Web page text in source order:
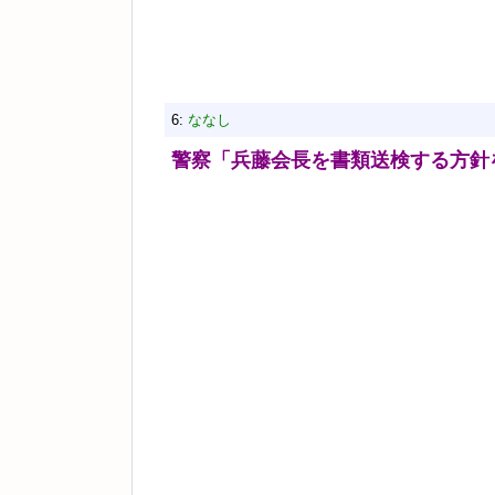
6: ななし
警察「兵藤会長を書類送検する方針